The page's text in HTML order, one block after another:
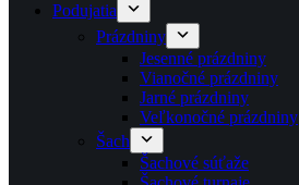
Podujatia
Prázdniny
Jesenné prázdniny
Vianočné prázdniny
Jarné prázdniny
Veľkonočné prázdniny
Šach
Šachové súťaže